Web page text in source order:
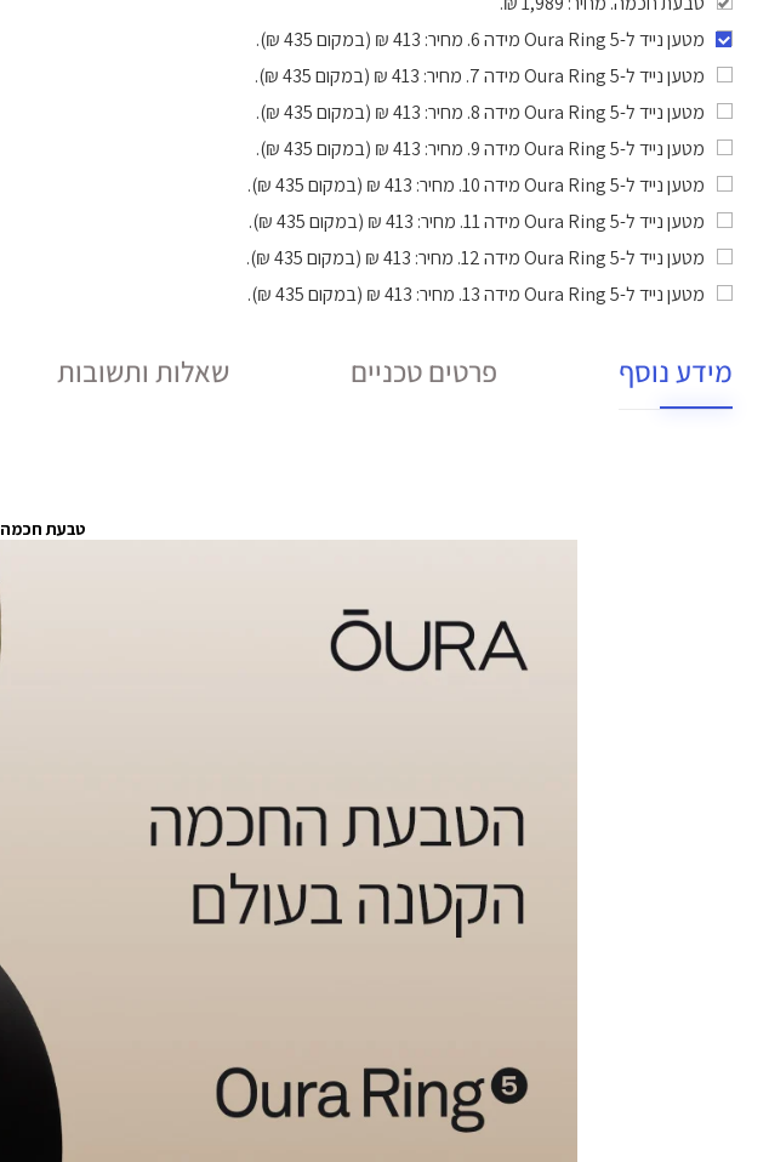
מטען נייד ל-Oura Ring 5 מידה 6
. מחיר: 413 ₪ (במקום 435 ₪).
מטען נייד ל-Oura Ring 5 מידה 7
. מחיר: 413 ₪ (במקום 435 ₪).
מטען נייד ל-Oura Ring 5 מידה 8
. מחיר: 413 ₪ (במקום 435 ₪).
מטען נייד ל-Oura Ring 5 מידה 9
. מחיר: 413 ₪ (במקום 435 ₪).
מטען נייד ל-Oura Ring 5 מידה 10
. מחיר: 413 ₪ (במקום 435 ₪).
מטען נייד ל-Oura Ring 5 מידה 11
. מחיר: 413 ₪ (במקום 435 ₪).
מטען נייד ל-Oura Ring 5 מידה 12
. מחיר: 413 ₪ (במקום 435 ₪).
מטען נייד ל-Oura Ring 5 מידה 13
. מחיר: 413 ₪ (במקום 435 ₪).
מידע נוסף פרטים טכניים שאלות ותשובות
טבעת חכמה Oura Ring 5 מבית Oura